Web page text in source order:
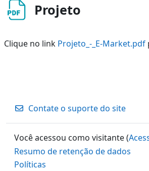
Projeto
Clique no link Projeto_-_E-Market.pdf
Contate o suporte do site
Você acessou como visitante (
Resumo de retenção de dados
Políticas